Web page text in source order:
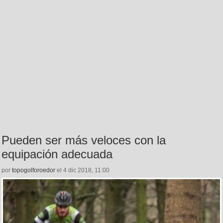
Pueden ser más veloces con la
equipación adecuada
por topogolforoedor el 4 dic 2018, 11:00